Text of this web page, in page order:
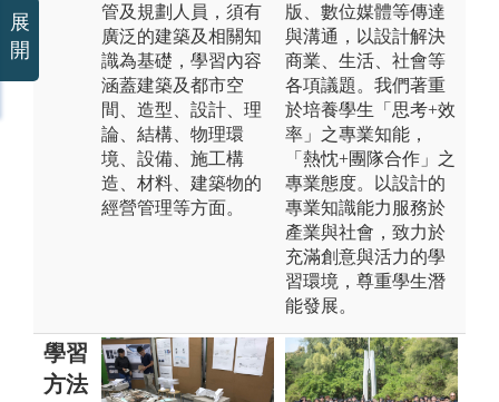
管及規劃人員，須有
廣泛的建築及相關知
識為基礎，學習內容
涵蓋建築及都市空
間、造型、設計、理
論、結構、物理環
境、設備、施工構
造、材料、建築物的
經營管理等方面。
版、數位媒體等傳達
與溝通，以設計解決
商業、生活、社會等
各項議題。我們著重
於培養學生「思考+效
率」之專業知能，
「熱忱+團隊合作」之
專業態度。以設計的
專業知識能力服務於
產業與社會，致力於
充滿創意與活力的學
習環境，尊重學生潛
能發展。
學習
方法
展
開